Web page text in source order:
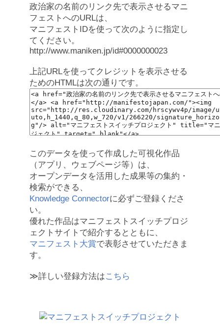
政治家の名前のリンク先で表示させるマニ
フェストへのURLは、
マニフェストIDを使って次のように指定し
てください。
http://www.maniken.jp/id#0000000023
上記URLを使ってクレジットを表示させる
ためのHTMLは次の通りです。
このデータを使って作成した可視化作品
（アプリ、ウェブページ等）は、
オープンデータを活用した成果等の集約・
検索ができる、
Knowledge Connectorに必ずご登録くださ
い。
優れた作品はマニフェストスイッチプロジ
ェクトサイトで紹介するとともに、
マニフェスト大賞で表彰させていただきま
す。
≫詳しい登録方法はこちら